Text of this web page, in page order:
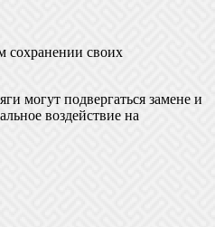
сохранении своих
могут подвергаться замене и
воздействие на